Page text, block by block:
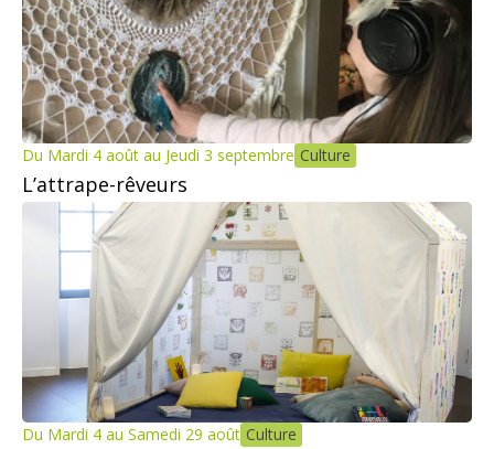
Du Mardi 4 août au Jeudi 3 septembre Culture
L’attrape-rêveurs
Du Mardi 4 au Samedi 29 août Culture